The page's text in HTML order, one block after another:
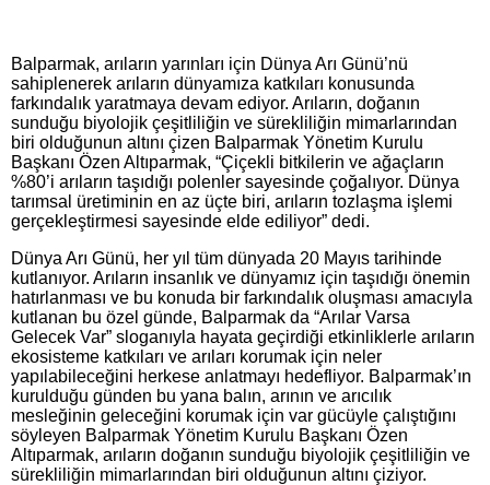
Balparmak, arıların yarınları için Dünya Arı Günü’nü
sahiplenerek arıların dünyamıza katkıları konusunda
farkındalık yaratmaya devam ediyor. Arıların, doğanın
sunduğu biyolojik çeşitliliğin ve sürekliliğin mimarlarından
biri olduğunun altını çizen Balparmak Yönetim Kurulu
Başkanı Özen Altıparmak, “Çiçekli bitkilerin ve ağaçların
%80’i arıların taşıdığı polenler sayesinde çoğalıyor. Dünya
tarımsal üretiminin en az üçte biri, arıların tozlaşma işlemi
gerçekleştirmesi sayesinde elde ediliyor” dedi.
Dünya Arı Günü, her yıl tüm dünyada 20 Mayıs tarihinde
kutlanıyor. Arıların insanlık ve dünyamız için taşıdığı önemin
hatırlanması ve bu konuda bir farkındalık oluşması amacıyla
kutlanan bu özel günde, Balparmak da “Arılar Varsa
Gelecek Var” sloganıyla hayata geçirdiği etkinliklerle arıların
ekosisteme katkıları ve arıları korumak için neler
yapılabileceğini herkese anlatmayı hedefliyor. Balparmak’ın
kurulduğu günden bu yana balın, arının ve arıcılık
mesleğinin geleceğini korumak için var gücüyle çalıştığını
söyleyen Balparmak Yönetim Kurulu Başkanı Özen
Altıparmak, arıların doğanın sunduğu biyolojik çeşitliliğin ve
sürekliliğin mimarlarından biri olduğunun altını çiziyor.